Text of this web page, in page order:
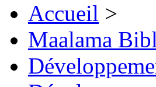
Accueil >
Maalama